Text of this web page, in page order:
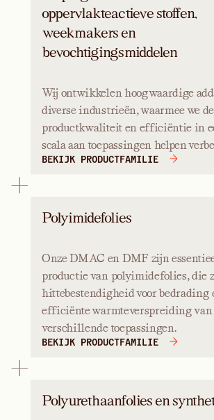
oppervlakteactieve stoffen,
weekmakers en
bevochtigingsmiddelen
Wij ontwikkelen hoogwaardige
diverse industrieën, waarmee we de
productkwaliteit en efficiëntie in
scala aan toepassingen helpen
BEKIJK PRODUCTFAMILIE
Polyimidefolies
Onze DMAC en DMF zijn
productie van polyimidefolies, die
hittebestendigheid voor bedrading
efficiënte warmteverspreiding
verschillende toepassingen.
BEKIJK PRODUCTFAMILIE
Polyurethaanfolies en